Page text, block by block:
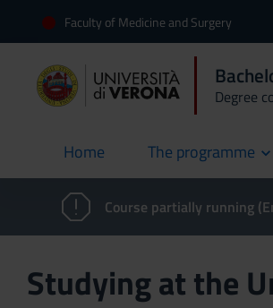
Faculty of Medicine and Surgery
Degree
Home
current The programme
Course partially running
Studying at the